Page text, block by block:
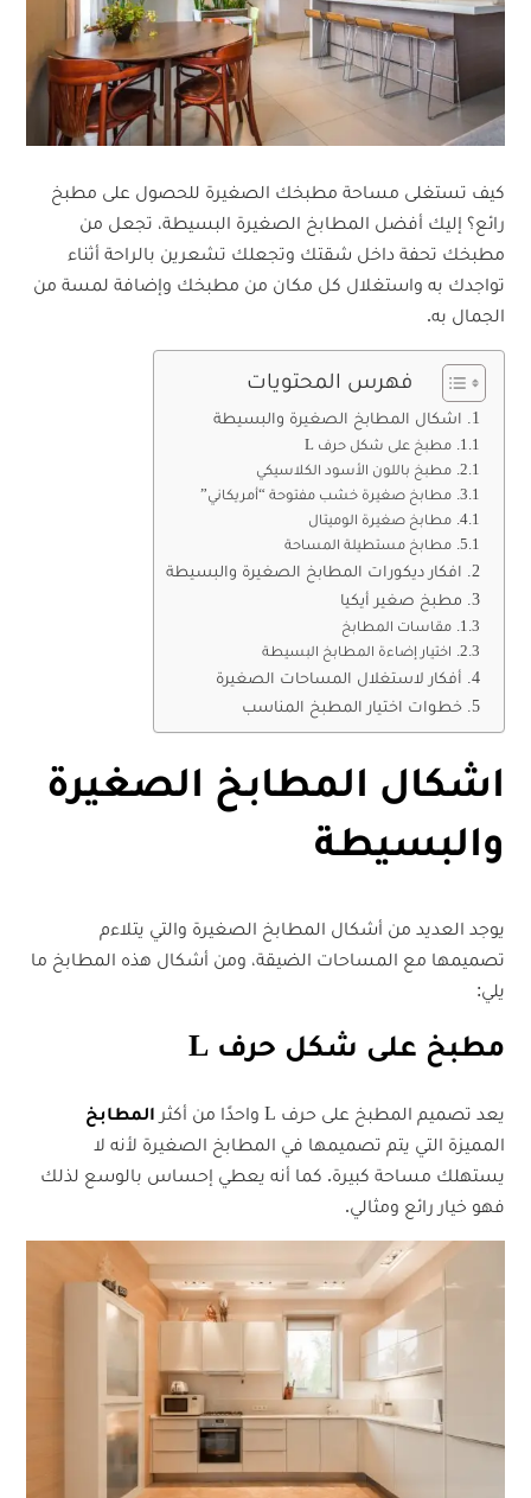
كيف تستغلى مساحة مطبخك الصغيرة للحصول على مطبخ
رائع؟ إليك أفضل المطابخ الصغيرة البسيطة، تجعل من
مطبخك تحفة داخل شقتك وتجعلك تشعرين بالراحة أثناء
تواجدك به واستغلال كل مكان من مطبخك وإضافة لمسة من
الجمال به.
فهرس المحتويات
اشكال المطابخ الصغيرة والبسيطة
مطبخ على شكل حرف L
مطبخ باللون الأسود الكلاسيكي
مطابخ صغيرة خشب مفتوحة “أمريكاني”
مطابخ صغيرة الوميتال
مطابخ مستطيلة المساحة
افكار ديكورات المطابخ الصغيرة والبسيطة
مطبخ صغير أيكيا
مقاسات المطابخ
اختيار إضاءة المطابخ البسيطة
أفكار لاستغلال المساحات الصغيرة
خطوات اختيار المطبخ المناسب
اشكال المطابخ الصغيرة
والبسيطة
يوجد العديد من أشكال المطابخ الصغيرة والتي يتلاءم
تصميمها مع المساحات الضيقة، ومن أشكال هذه المطابخ ما
يلي:
مطبخ على شكل حرف L
يعد تصميم المطبخ على حرف L واحدًا من أكثر
المطابخ
المميزة التي يتم تصميمها في المطابخ الصغيرة لأنه لا
يستهلك مساحة كبيرة. كما أنه يعطي إحساس بالوسع لذلك
فهو خيار رائع ومثالي.